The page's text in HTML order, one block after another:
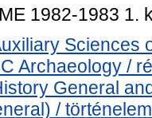
1982-1983 1.
Sciences
Archaeology /
General
/